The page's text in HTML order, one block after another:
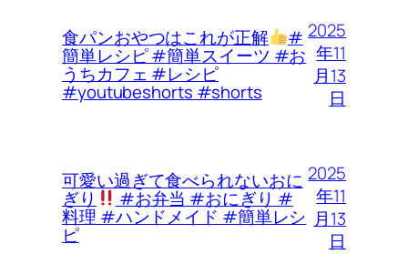
食パンおやつはこれが正解 #
簡単レシピ #簡単スイーツ #お
うちカフェ #レシピ
#youtubeshorts #shorts
2025
年11
月13
日
可愛い過ぎて食べられないおに
ぎり #お弁当 #おにぎり #
料理 #ハンドメイド #簡単レシ
ピ
2025
年11
月13
日